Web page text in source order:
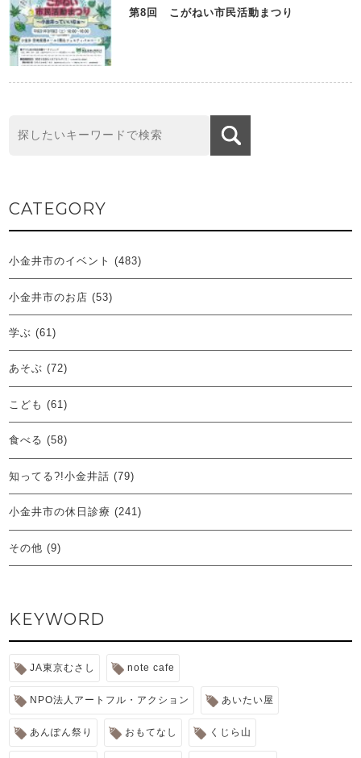
第8回 こがねい市民活動まつり
CATEGORY
小金井市のイベント (483)
小金井市のお店 (53)
学ぶ (61)
あそぶ (72)
こども (61)
食べる (58)
知ってる?!小金井話 (79)
小金井市の休日診療 (241)
その他 (9)
KEYWORD
JA東京むさし note cafe
NPO法人アートフル・アクション あいたい屋
あんぽん祭り おもてなし くじら山